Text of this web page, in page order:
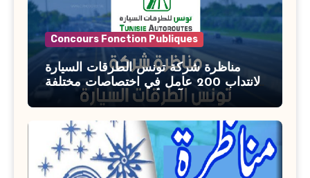
Concours Fonction Publiques
مناظرة شركة تونس الطرقات السيارة
لانتداب 200 عامل في اختصاصات مختلفة
آخر أجل : 21 جويلية 2026